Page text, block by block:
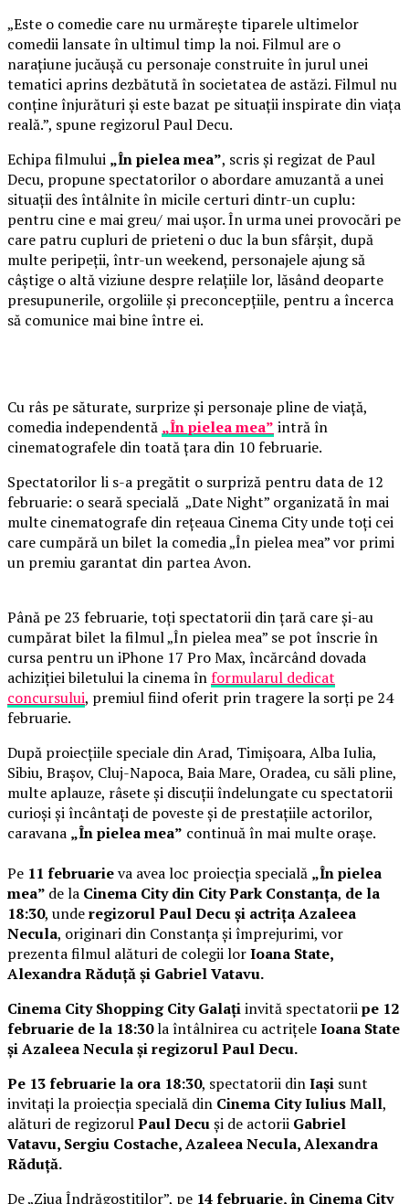
„Este o comedie care nu urmărește tiparele ultimelor
comedii lansate în ultimul timp la noi. Filmul are o
narațiune jucăușă cu personaje construite în jurul unei
tematici aprins dezbătută în societatea de astăzi. Filmul nu
conține înjurături și este bazat pe situații inspirate din viața
reală.”, spune regizorul Paul Decu.
Echipa filmului „În pielea mea”, scris și regizat de Paul
Decu, propune spectatorilor o abordare amuzantă a unei
situații des întâlnite în micile certuri dintr-un cuplu:
pentru cine e mai greu/ mai ușor. În urma unei provocări pe
care patru cupluri de prieteni o duc la bun sfârșit, după
multe peripeții, într-un weekend, personajele ajung să
câștige o altă viziune despre relațiile lor, lăsând deoparte
presupunerile, orgoliile și preconcepțiile, pentru a încerca
să comunice mai bine între ei.
Cu râs pe săturate, surprize și personaje pline de viață,
comedia independentă „În pielea mea” intră în
cinematografele din toată țara din 10 februarie.
Spectatorilor li s-a pregătit o surpriză pentru data de 12
februarie: o seară specială „Date Night” organizată în mai
multe cinematografe din rețeaua Cinema City unde toți cei
care cumpără un bilet la comedia „În pielea mea” vor primi
un premiu garantat din partea Avon.
Până pe 23 februarie, toți spectatorii din țară care și-au
cumpărat bilet la filmul „În pielea mea” se pot înscrie în
cursa pentru un iPhone 17 Pro Max, încărcând dovada
achiziției biletului la cinema înformularul dedicat
concursului, premiul fiind oferit prin tragere la sorți pe 24
februarie.
După proiecțiile speciale din Arad, Timișoara, Alba Iulia,
Sibiu, Brașov, Cluj-Napoca, Baia Mare, Oradea, cu săli pline,
multe aplauze, râsete și discuții îndelungate cu spectatorii
curioși și încântați de poveste și de prestațiile actorilor,
caravana „În pielea mea” continuă în mai multe orașe.
Pe 11 februarieva avea loc proiecția specială „În pielea
mea” de la Cinema City din City Park Constanța, de la
18:30, underegizorul Paul Decu și actrița Azaleea
Necula, originari din Constanța și împrejurimi, vor
prezenta filmul alături de colegii lorIoana State,
Alexandra Răduță și Gabriel Vatavu.
Cinema City Shopping City Galațiinvită spectatoriipe 12
februarie de la 18:30la întâlnirea cu actrițeleIoana State
și Azaleea Necula și regizorul Paul Decu.
Pe 13 februarie la ora 18:30, spectatorii dinIași sunt
invitați la proiecția specială din Cinema City Iulius Mall,
alături de regizorulPaul Decuși de actorii Gabriel
Vatavu, Sergiu Costache, Azaleea Necula, Alexandra
Răduță.
De „Ziua Îndrăgostiților”, pe 14 februarie, în Cinema City